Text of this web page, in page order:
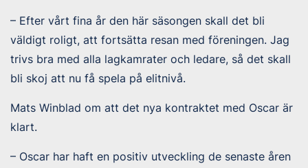
– Efter vårt fina år den här säsongen skall det bli
väldigt roligt, att fortsätta resan med föreningen. Jag
trivs bra med alla lagkamrater och ledare, så det skall
bli skoj att nu få spela på elitnivå.
Mats Winblad om att det nya kontraktet med Oscar är
klart.
– Oscar har haft en positiv utveckling de senaste åren